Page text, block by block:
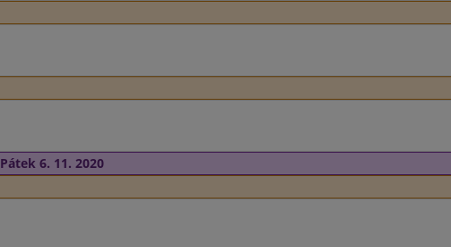
Pátek 6. 11. 2020